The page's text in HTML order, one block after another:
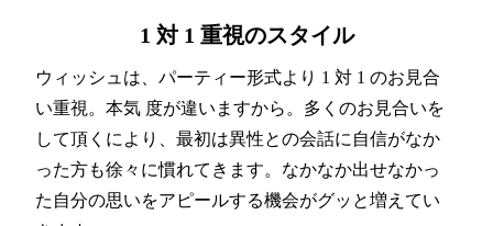
1 対 1 重視のスタイル
ウィッシュは、パーティー形式より 1 対 1 のお見合
い重視。本気 度が違いますから。多くのお見合いを
して頂くにより、最初は異性との会話に自信がなか
った方も徐々に慣れてきます。なかなか出せなかっ
た自分の思いをアピールする機会がグッと増えてい